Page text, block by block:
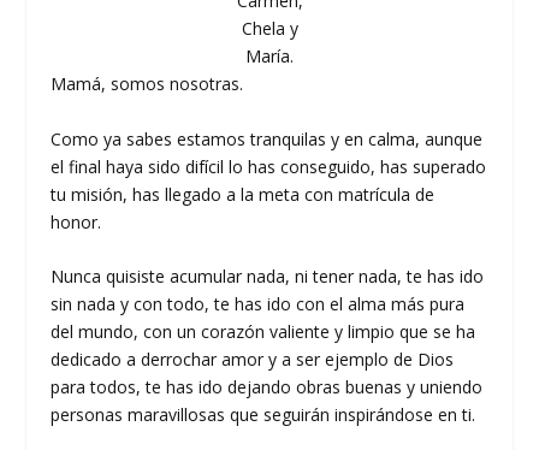
Chela y
María.
Mamá, somos nosotras.
Como ya sabes estamos tranquilas y en calma, aunque
el final haya sido difícil lo has conseguido, has superado
tu misión, has llegado a la meta con matrícula de
honor.
Nunca quisiste acumular nada, ni tener nada, te has ido
sin nada y con todo, te has ido con el alma más pura
del mundo, con un corazón valiente y limpio que se ha
dedicado a derrochar amor y a ser ejemplo de Dios
para todos, te has ido dejando obras buenas y uniendo
personas maravillosas que seguirán inspirándose en ti.